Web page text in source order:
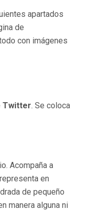
apartados
de
con imágenes
Twitter. Se coloca
Acompaña a
en
de pequeño
manera alguna ni